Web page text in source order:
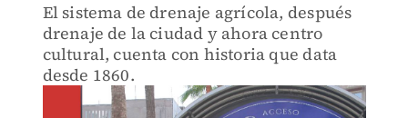
El sistema de drenaje agrícola, después
drenaje de la ciudad y ahora centro
cultural, cuenta con historia que data
desde 1860.